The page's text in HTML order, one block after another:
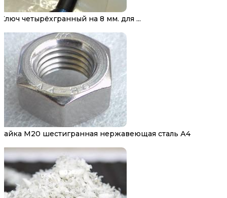
Ключ четырёхгранный на 8 мм. для ...
Гайка М20 шестигранная нержавеющая сталь А4